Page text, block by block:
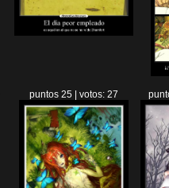
puntos 25 | votos: 27